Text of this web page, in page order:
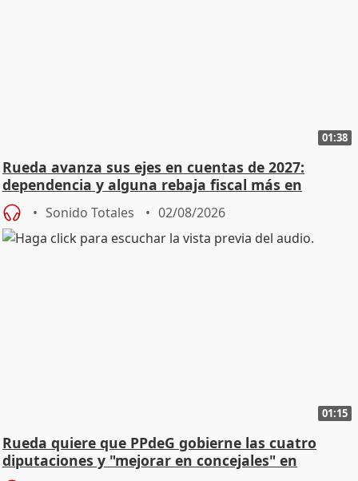
01:38
Rueda avanza sus ejes en cuentas de 2027:
dependencia y alguna rebaja fiscal más en
vivienda
Sonido Totales 02/08/2026
01:15
Rueda quiere que PPdeG gobierne las cuatro
diputaciones y "mejorar en concejales" en